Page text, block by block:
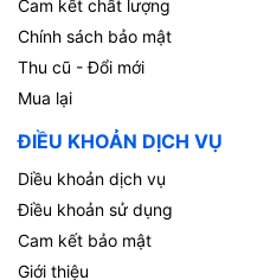
Cam kết chất lượng
Chính sách bảo mật
Thu cũ - Đổi mới
Mua lại
ĐIỀU KHOẢN DỊCH VỤ
Diều khoản dịch vụ
Điều khoản sử dụng
Cam kết bảo mật
Giới thiệu